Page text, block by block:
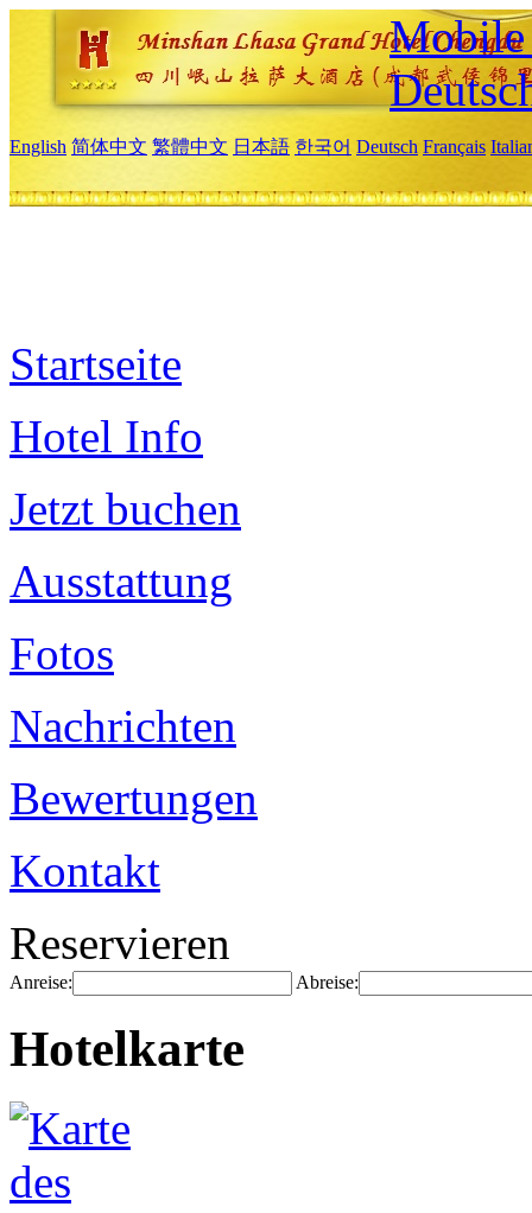
Mobile
English 简体中文 繁體中文 日本語 한국어 Deutsch Français
Startseite
Hotel Info
Jetzt buchen
Ausstattung
Fotos
Nachrichten
Bewertungen
Kontakt
Reservieren
Anreise: Abreise:
Hotelkarte